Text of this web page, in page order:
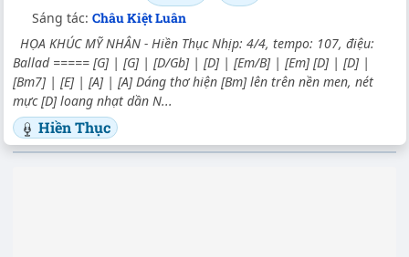
Sáng tác: Châu Kiệt Luân
HỌA KHÚC MỸ NHÂN - Hiền Thục Nhịp: 4/4, tempo: 107, điệu:
Ballad ===== [G] | [G] | [D/Gb] | [D] | [Em/B] | [Em] [D] | [D] |
[Bm7] | [E] | [A] | [A] Dáng thơ hiện [Bm] lên trên nền men, nét
mực [D] loang nhạt dần N...
Hiền Thục